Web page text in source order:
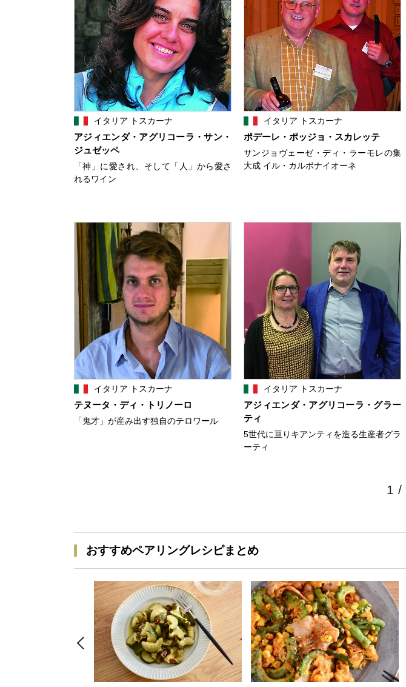
イタリア トスカーナ
アジィエンダ・アグリコーラ・サン・
ジュゼッペ
「神」に愛され、そして「人」から愛さ
れるワイン
イタリア トスカーナ
ポデーレ・ポッジョ・スカレッテ
サンジョヴェーゼ・ディ・ラーモレの集
大成 イル・カルボナイオーネ
イタリア トスカーナ
テヌータ・ディ・トリノーロ
「鬼才」が産み出す独自のテロワール
イタリア トスカーナ
アジィエンダ・アグリコーラ・グラー
ティ
5世代に亘りキアンティを造る生産者グラ
ーティ
1 /
おすすめペアリングレシピまとめ